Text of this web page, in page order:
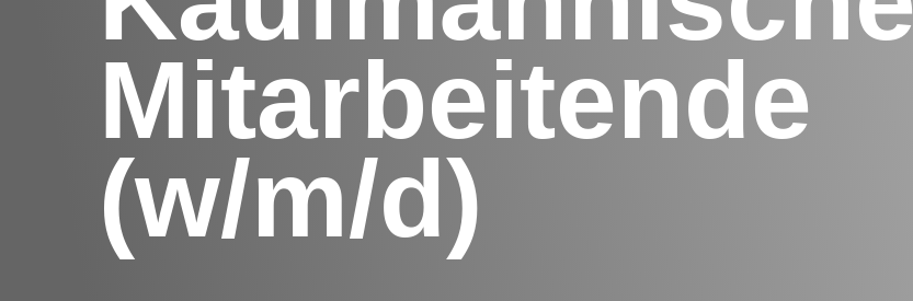
Mitarbeitende
(w/m/d)